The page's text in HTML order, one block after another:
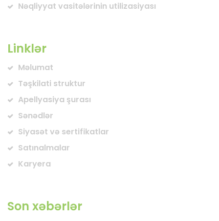
Nəqliyyat vasitələrinin utilizasiyası
Linklər
Məlumat
Təşkilati struktur
Apellyasiya şurası
Sənədlər
Siyasət və sertifikatlar
Satınalmalar
Karyera
Son xəbərlər